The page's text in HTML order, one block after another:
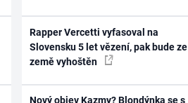
Rapper Vercetti vyfasoval na
Slovensku 5 let vězení, pak bude ze
země vyhoštěn
Nový objev Kazmy? Blondýnka se s